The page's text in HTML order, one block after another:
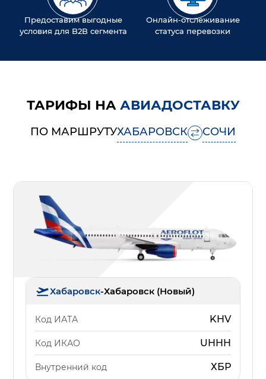
Предоставим выгодные
условия для B2B сегмента
Онлайн-отслеживание
статуса перевозки
ТАРИФЫ НА АВИАДОСТАВКУ
ПО МАРШРУТУХАБАРОВСК СОЧИ
Хабаровск-Хабаровск (Новый)
Код ИАТА KHV
Код ИКАО UHHH
Внутренний код ХБР